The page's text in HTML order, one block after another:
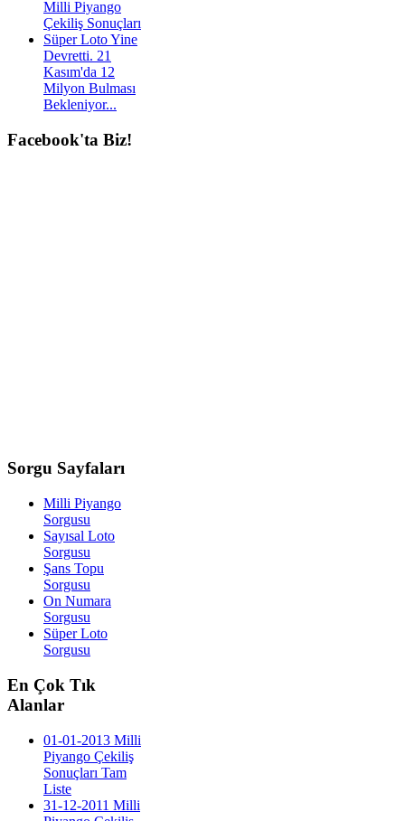
Milli Piyango
Çekiliş Sonuçları
Süper Loto Yine
Devretti. 21
Kasım'da 12
Milyon Bulması
Bekleniyor...
Facebook'ta Biz!
Sorgu Sayfaları
Milli Piyango
Sorgusu
Sayısal Loto
Sorgusu
Şans Topu
Sorgusu
On Numara
Sorgusu
Süper Loto
Sorgusu
En Çok Tık
Alanlar
01-01-2013 Milli
Piyango Çekiliş
Sonuçları Tam
Liste
31-12-2011 Milli